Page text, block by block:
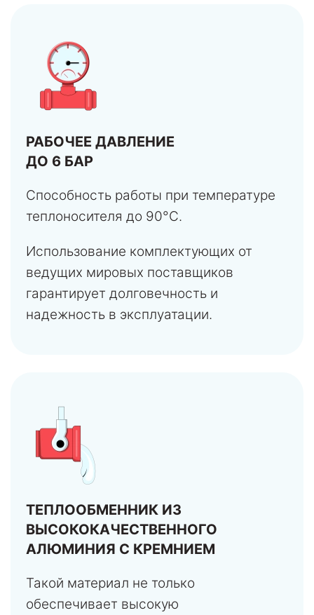
РАБОЧЕЕ ДАВЛЕНИЕ
ДО 6 БАР
Способность работы при температуре
теплоносителя до 90°C.
Использование комплектующих от
ведущих мировых поставщиков
гарантирует долговечность и
надежность в эксплуатации.
ТЕПЛООБМЕННИК ИЗ
ВЫСОКОКАЧЕСТВЕННОГО
АЛЮМИНИЯ С КРЕМНИЕМ
Такой материал не только
обеспечивает высокую